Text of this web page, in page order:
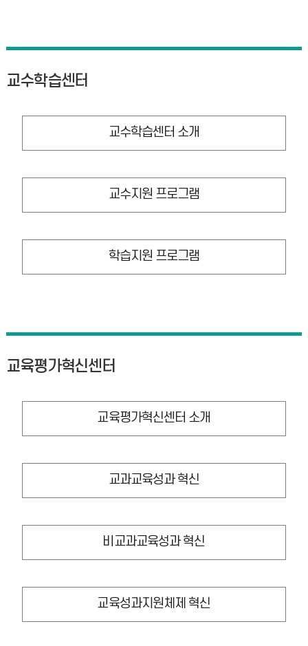
교수학습센터
교수학습센터 소개
교수지원 프로그램
학습지원 프로그램
교육평가혁신센터
교육평가혁신센터 소개
교과교육성과 혁신
비교과교육성과 혁신
교육성과지원체제 혁신